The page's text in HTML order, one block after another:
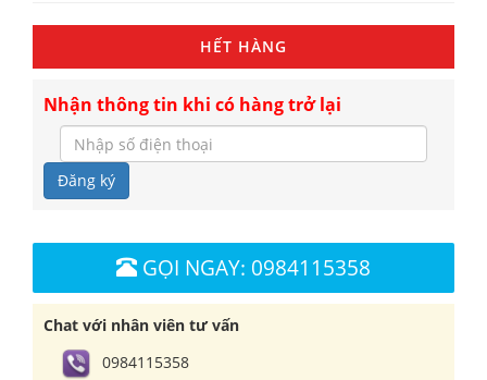
HẾT HÀNG
Nhận thông tin khi có hàng trở lại
Đăng ký
GỌI NGAY: 0984115358
Chat với nhân viên tư vấn
0984115358